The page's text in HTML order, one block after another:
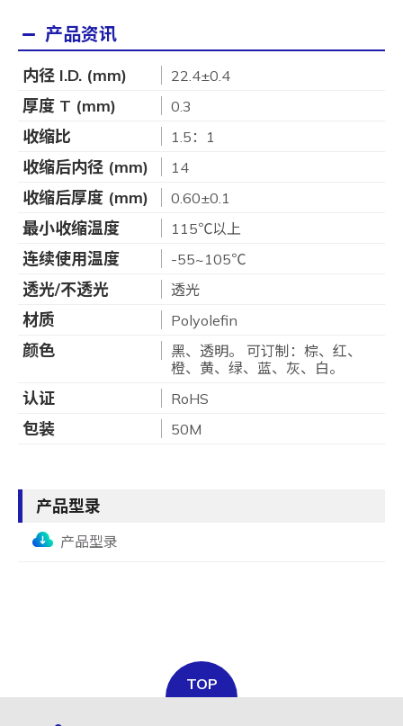
产品资讯
内径 I.D. (mm) 22.4±0.4
厚度 T (mm) 0.3
收缩比 1.5：1
收缩后内径 (mm) 14
收缩后厚度 (mm) 0.60±0.1
最小收缩温度 115℃以上
连续使用温度 -55~105℃
透光/不透光 透光
材质 Polyolefin
颜色
黑、透明。 可订制：棕、红、
橙、黄、绿、蓝、灰、白。
认证 RoHS
包装 50M
产品型录
产品型录
TOP